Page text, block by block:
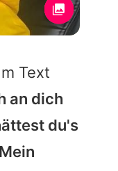
Text
an dich
du's